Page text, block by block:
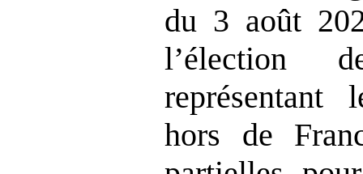
du 3 août
l’élection
représentant
hors de